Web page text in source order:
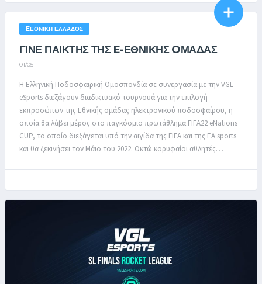
EΕΘΝΙΚΉ ΕΛΛΆΔΟΣ
ΓΙΝΕ ΠΑΙΚΤΗΣ ΤΗΣ E-ΕΘΝΙΚΗΣ OΜΑΔΑΣ
01/05
Η Ελληνική Ποδοσφαιρική Ομοσπονδία σε συνεργασία με την VGL
eSports διεξάγουν διαδικτυακό τουρνουά για την επιλογή
εκπροσώπων της Εθνικής ομάδας ηλεκτρονικού ποδοσφαίρου, η
οποία θα λάβει μέρος στο παγκόσμιο πρωτάθλημα FIFA22 eNations
CUP, το οποίο διεξάγεται υπό την αιγίδα της FIFA και της EA sports
και θα ξεκινήσει τον Μάιο του 2022. Οκτώ κορυφαίοι αθλητές…